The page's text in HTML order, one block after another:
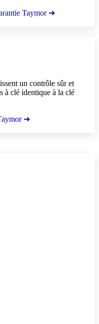
Taymor ➜
un contrôle sûr et
à clé identique à la clé
➜